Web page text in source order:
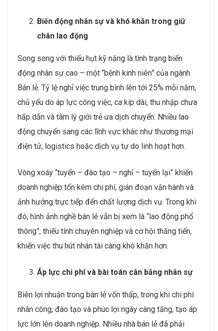
Biến động nhân sự và khó khăn trong giữ
chân lao động
Song song với thiếu hụt kỹ năng là tình trạng biến
động nhân sự cao – một “bệnh kinh niên” của ngành
Bán lẻ. Tỷ lệ nghỉ việc trung bình lên tới 25% mỗi năm,
chủ yếu do áp lực công việc, ca kíp dài, thu nhập chưa
hấp dẫn và tâm lý giới trẻ ưa dịch chuyển. Nhiều lao
động chuyển sang các lĩnh vực khác như thương mại
điện tử, logistics hoặc dịch vụ tự do linh hoạt hơn.
Vòng xoáy “tuyển – đào tạo – nghỉ – tuyển lại” khiến
doanh nghiệp tốn kém chi phí, gián đoạn vận hành và
ảnh hưởng trực tiếp đến chất lượng dịch vụ. Trong khi
đó, hình ảnh nghề bán lẻ vẫn bị xem là “lao động phổ
thông”, thiếu tính chuyên nghiệp và cơ hội thăng tiến,
khiến việc thu hút nhân tài càng khó khăn hơn.
Áp lực chi phí và bài toán cân bằng nhân sự
Biên lợi nhuận trong bán lẻ vốn thấp, trong khi chi phí
nhân công, đào tạo và phúc lợi ngày càng tăng, tạo áp
lực lớn lên doanh nghiệp. Nhiều nhà bán lẻ đã phải